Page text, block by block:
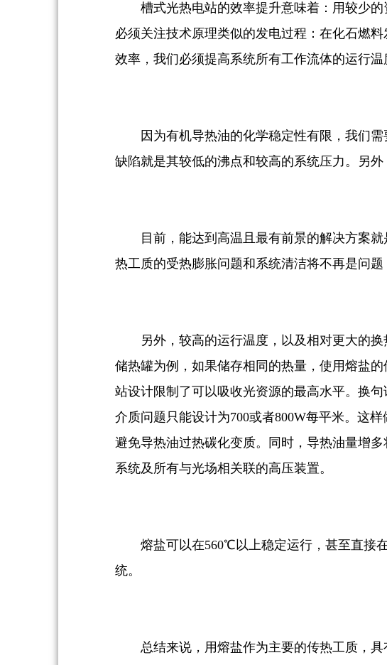
槽式光热电站的效率提升意味着：用较少
必须关注技术原理类似的发电过程：在化石燃
效率，我们必须提高系统所有工作流体的运行温
因为有机导热油的化学稳定性有限，我们
缺陷就是其较低的沸点和较高的系统压力。另
目前，能达到高温且最有前景的解决方案
热工质的受热膨胀问题和系统清洁将不再是问
另外，较高的运行温度，以及相对更大的
储热罐为例，如果储存相同的热量，使用熔盐
站设计限制了可以吸收光资源的最高水平。换
介质问题只能设计为700或者800W每平米。这
避免导热油过热碳化变质。同时，导热油量增
系统及所有与光场相关联的高压装置。
熔盐可以在560℃以上稳定运行，甚至直接
统。
总结来说，用熔盐作为主要的传热工质，